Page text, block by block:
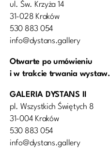
ul. Św. Krzyża 14
31-028 Kraków
530 883 054
info@dystans.gallery
Otwarte po umówieniu
i w trakcie trwania wystaw.
GALERIA DYSTANS II
pl. Wszystkich Świętych 8
31-004 Kraków
530 883 054
info@dystans.gallery